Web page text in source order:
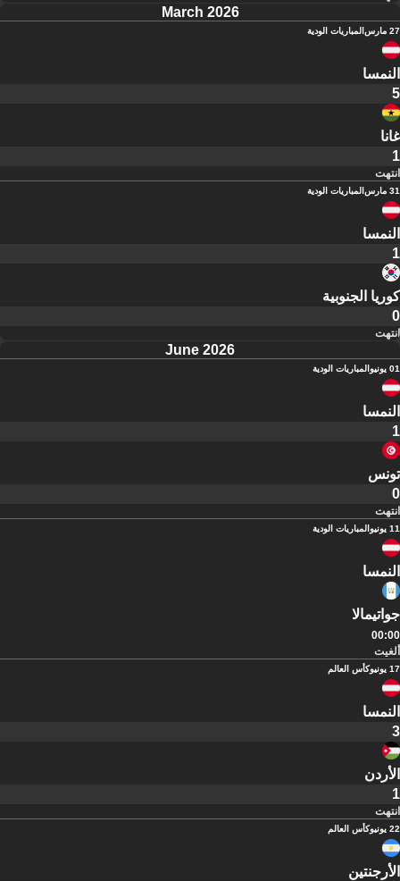
March 2026
27 مارس المباريات الودية
النمسا
5
غانا
1
انتهت
31 مارس المباريات الودية
النمسا
1
كوريا الجنوبية
0
انتهت
June 2026
01 يونيو المباريات الودية
النمسا
1
تونس
0
انتهت
11 يونيو المباريات الودية
النمسا
جواتيمالا
00:00
ألغيت
17 يونيو كأس العالم
النمسا
3
الأردن
1
انتهت
22 يونيو كأس العالم
الأرجنتين